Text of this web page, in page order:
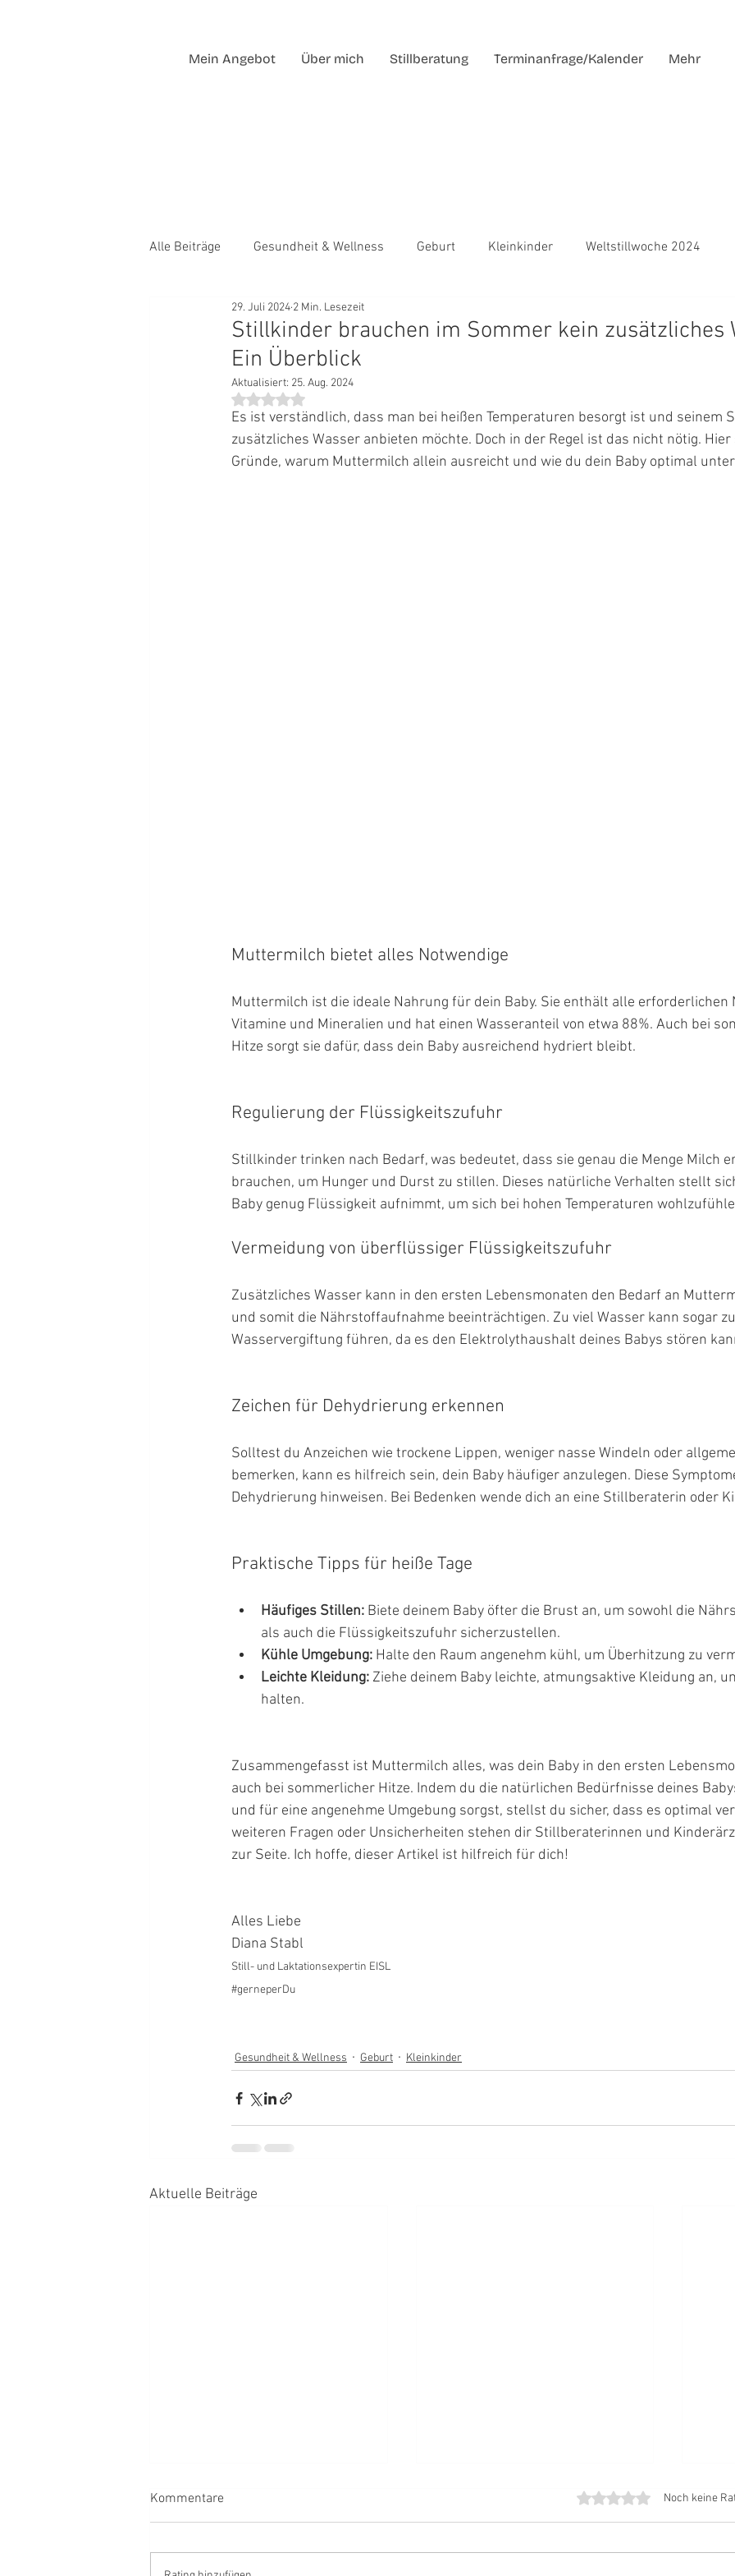
Mein Angebot Über mich Stillberatung Terminanfrage/Kalender Mehr
Alle Beiträge Gesundheit & Wellness Geburt Kleinkinder Weltstillwoche 2024
Stillkinder brauchen im Sommer kein zusätzliches
Ein Überblick
29. Juli 2024 2 Min. Lesezeit
Aktualisiert: 25. Aug. 2024
Mit NaN von 5 Sternen bewertet.
Es ist verständlich, dass man bei heißen Temperaturen besorgt ist und seinem
zusätzliches Wasser anbieten möchte. Doch in der Regel ist das nicht nötig. Hier
Gründe, warum Muttermilch allein ausreicht und wie du dein Baby optimal
Muttermilch bietet alles Notwendige
Muttermilch ist die ideale Nahrung für dein Baby. Sie enthält alle erforderlichen
Vitamine und Mineralien und hat einen Wasseranteil von etwa 88%. Auch bei
Hitze sorgt sie dafür, dass dein Baby ausreichend hydriert bleibt.
Regulierung der Flüssigkeitszufuhr
Stillkinder trinken nach Bedarf, was bedeutet, dass sie genau die Menge Milch
brauchen, um Hunger und Durst zu stillen. Dieses natürliche Verhalten stellt
Baby genug Flüssigkeit aufnimmt, um sich bei hohen Temperaturen
Vermeidung von überflüssiger Flüssigkeitszufuhr
Zusätzliches Wasser kann in den ersten Lebensmonaten den Bedarf an
und somit die Nährstoffaufnahme beeinträchtigen. Zu viel Wasser kann sogar
Wasservergiftung führen, da es den Elektrolythaushalt deines Babys stören
Zeichen für Dehydrierung erkennen
Solltest du Anzeichen wie trockene Lippen, weniger nasse Windeln oder
bemerken, kann es hilfreich sein, dein Baby häufiger anzulegen. Diese
Dehydrierung hinweisen. Bei Bedenken wende dich an eine Stillberaterin oder
Praktische Tipps für heiße Tage
Häufiges Stillen: Biete deinem Baby öfter die Brust an, um sowohl die
als auch die Flüssigkeitszufuhr sicherzustellen.
Kühle Umgebung: Halte den Raum angenehm kühl, um Überhitzung zu
Leichte Kleidung: Ziehe deinem Baby leichte, atmungsaktive Kleidung an,
halten.
Zusammengefasst ist Muttermilch alles, was dein Baby in den ersten
auch bei sommerlicher Hitze. Indem du die natürlichen Bedürfnisse deines
und für eine angenehme Umgebung sorgst, stellst du sicher, dass es optimal
weiteren Fragen oder Unsicherheiten stehen dir Stillberaterinnen und
zur Seite. Ich hoffe, dieser Artikel ist hilfreich für dich!
Alles Liebe
Diana Stabl
Still- und Laktationsexpertin EISL
#gerneperDu
Gesundheit & Wellness Geburt Kleinkinder
Aktuelle Beiträge
Kommentare Mit 0 von 5 Sternen
Noch keine